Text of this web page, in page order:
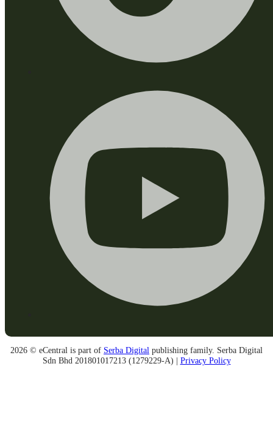
2026 © eCentral is part of Serba Digital publishing family. Serba Digital
Sdn Bhd 201801017213 (1279229-A) | Privacy Policy